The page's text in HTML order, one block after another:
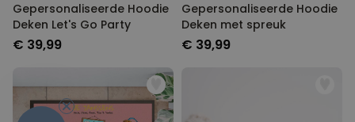
Gepersonaliseerde Hoodie
Deken Let's Go Party
€ 39,99
Gepersonaliseerde Hoodie
Deken met spreuk
€ 39,99
-10%